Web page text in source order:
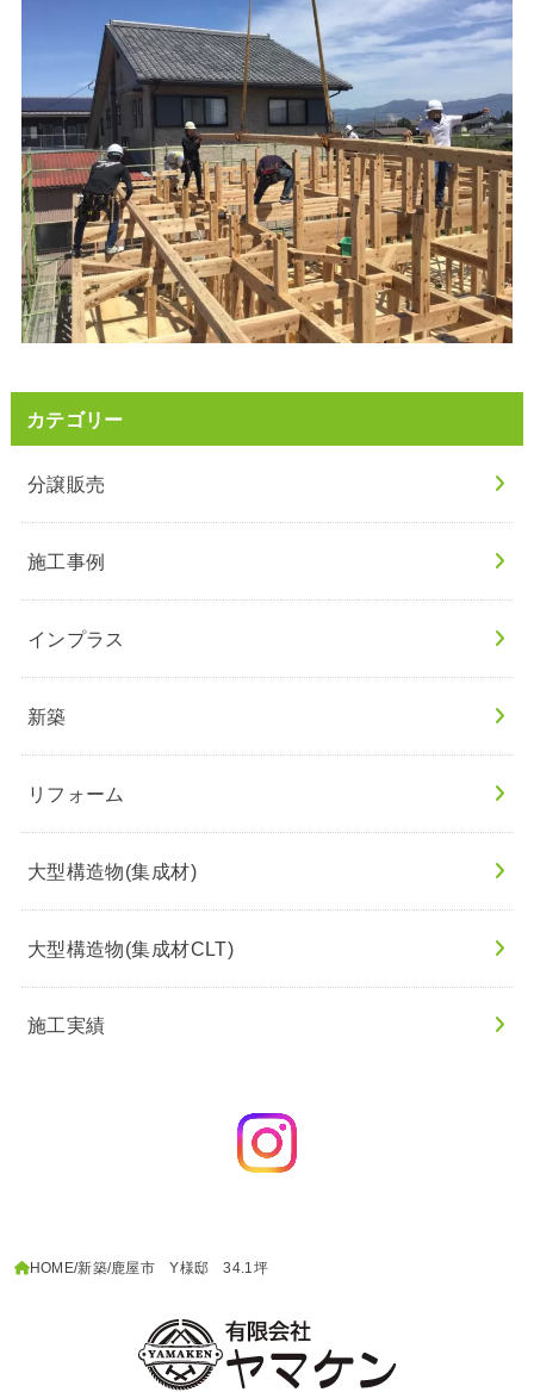
カテゴリー
分譲販売
施工事例
インプラス
新築
リフォーム
大型構造物(集成材)
大型構造物(集成材CLT)
施工実績
HOME 新築 鹿屋市 Y様邸 34.1坪